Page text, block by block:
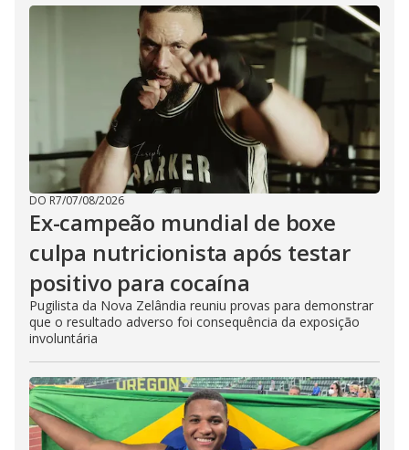
DO R7/07/08/2026
Ex-campeão mundial de boxe
culpa nutricionista após testar
positivo para cocaína
Pugilista da Nova Zelândia reuniu provas para demonstrar
que o resultado adverso foi consequência da exposição
involuntária